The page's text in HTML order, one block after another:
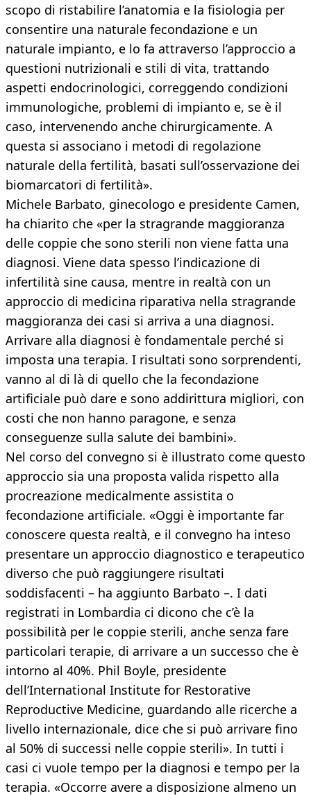
scopo di ristabilire l’anatomia e la fisiologia per
consentire una naturale fecondazione e un
naturale impianto, e lo fa attraverso l’approccio a
questioni nutrizionali e stili di vita, trattando
aspetti endocrinologici, correggendo condizioni
immunologiche, problemi di impianto e, se è il
caso, intervenendo anche chirurgicamente. A
questa si associano i metodi di regolazione
naturale della fertilità, basati sull’osservazione dei
biomarcatori di fertilità».
Michele Barbato, ginecologo e presidente Camen,
ha chiarito che «per la stragrande maggioranza
delle coppie che sono sterili non viene fatta una
diagnosi. Viene data spesso l’indicazione di
infertilità sine causa, mentre in realtà con un
approccio di medicina riparativa nella stragrande
maggioranza dei casi si arriva a una diagnosi.
Arrivare alla diagnosi è fondamentale perché si
imposta una terapia. I risultati sono sorprendenti,
vanno al di là di quello che la fecondazione
artificiale può dare e sono addirittura migliori, con
costi che non hanno paragone, e senza
conseguenze sulla salute dei bambini».
Nel corso del convegno si è illustrato come questo
approccio sia una proposta valida rispetto alla
procreazione medicalmente assistita o
fecondazione artificiale. «Oggi è importante far
conoscere questa realtà, e il convegno ha inteso
presentare un approccio diagnostico e terapeutico
diverso che può raggiungere risultati
soddisfacenti – ha aggiunto Barbato –. I dati
registrati in Lombardia ci dicono che c’è la
possibilità per le coppie sterili, anche senza fare
particolari terapie, di arrivare a un successo che è
intorno al 40%. Phil Boyle, presidente
dell’International Institute for Restorative
Reproductive Medicine, guardando alle ricerche a
livello internazionale, dice che si può arrivare fino
al 50% di successi nelle coppie sterili». In tutti i
casi ci vuole tempo per la diagnosi e tempo per la
terapia. «Occorre avere a disposizione almeno un